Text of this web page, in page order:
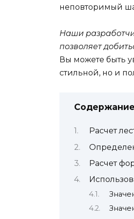
неповторимый
Наши
позволяет
Вы можете быть
стильной, но и
Содержание
Расчет
Расчет